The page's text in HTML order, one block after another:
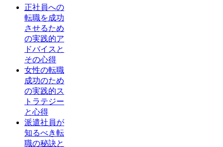
正社員への
転職を成功
させるため
の実践的ア
ドバイスと
その心得
女性の転職
成功のため
の実践的ス
トラテジー
と心得
派遣社員が
知るべき転
職の秘訣と